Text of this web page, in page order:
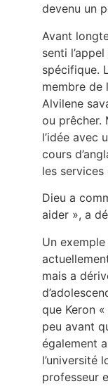
devenu un
Avant
senti
spécifique.
membre de
Alvilene
ou prêcher.
l’idée avec
cours
les services
Dieu a
aider », a
Un
mais a
que Keron
peu avant
également
l’université
professeur